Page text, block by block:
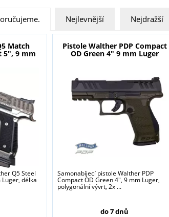
Nejlevnější Nejdražší
Match
5", 9 mm
Q5 Steel
délka
Pistole Walther PDP Compact
OD Green 4" 9 mm Luger
Samonabíjecí pistole Walther PDP
Compact OD Green 4", 9 mm Luger,
polygonální vývrt, 2x ...
do 7 dnů